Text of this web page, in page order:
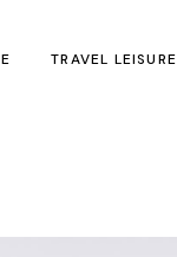
TRAVEL LEISURE